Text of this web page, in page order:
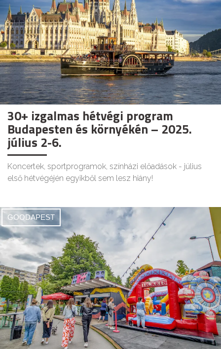
30+ izgalmas hétvégi program
Budapesten és környékén – 2025.
július 2-6.
Koncertek, sportprogramok, színházi előadások - július
első hétvégéjén egyikből sem lesz hiány!
GOODAPEST